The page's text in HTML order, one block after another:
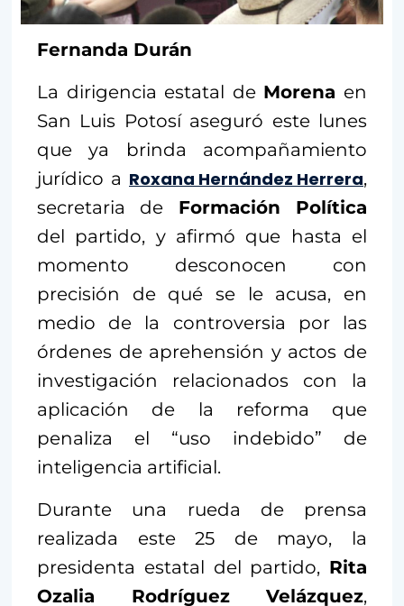
Fernanda Durán
La dirigencia estatal de Morena en
San Luis Potosí aseguró este lunes
que ya brinda acompañamiento
jurídico a Roxana Hernández Herrera,
secretaria de Formación Política
del partido, y afirmó que hasta el
momento desconocen con
precisión de qué se le acusa, en
medio de la controversia por las
órdenes de aprehensión y actos de
investigación relacionados con la
aplicación de la reforma que
penaliza el “uso indebido” de
inteligencia artificial.
Durante una rueda de prensa
realizada este 25 de mayo, la
presidenta estatal del partido, Rita
Ozalia Rodríguez Velázquez,